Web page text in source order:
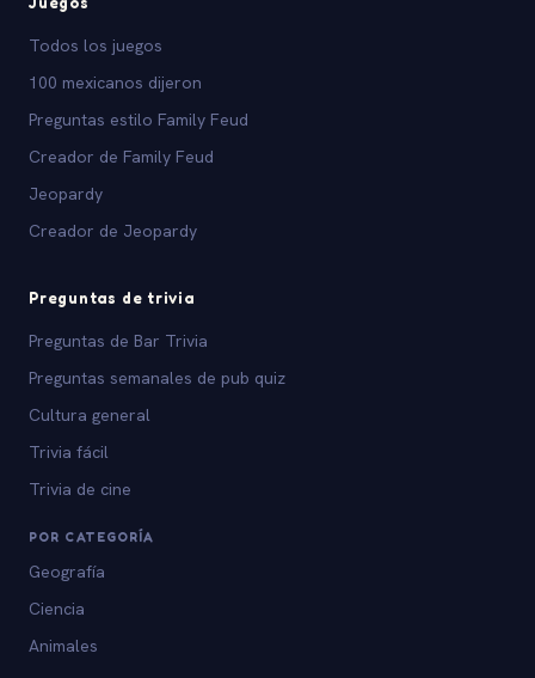
Todos los juegos
100 mexicanos dijeron
Preguntas estilo Family Feud
Creador de Family Feud
Jeopardy
Creador de Jeopardy
Preguntas de trivia
Preguntas de Bar Trivia
Preguntas semanales de pub quiz
Cultura general
Trivia fácil
Trivia de cine
POR CATEGORÍA
Geografía
Ciencia
Animales